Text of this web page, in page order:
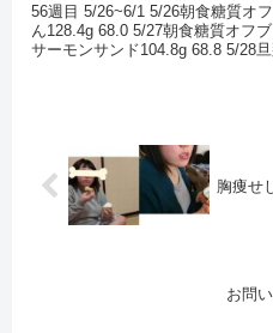
56週目 5/26~6/1 5/26朝食糖質オ
ん128.4g 68.0 5/27朝食糖質オフ
サーモンサンド104.8g 68.8 5/28旦
胸痩せ
お問